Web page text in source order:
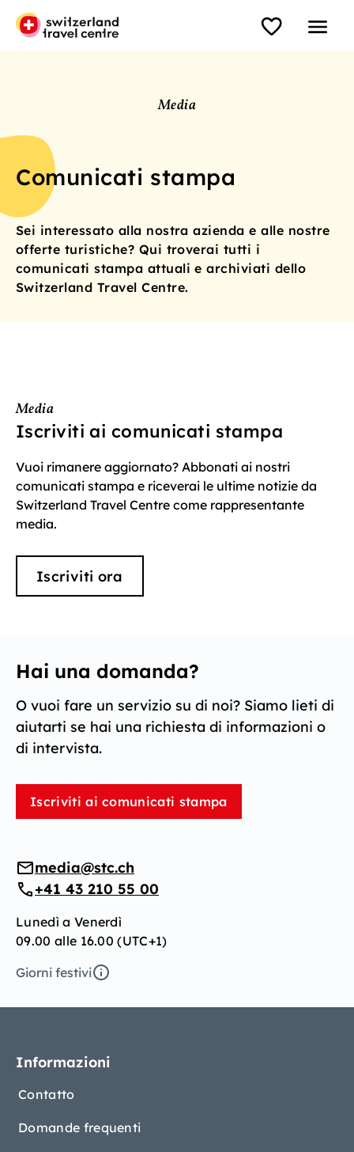
Media
Comunicati stampa
Sei interessato alla nostra azienda e alle nostre
offerte turistiche? Qui troverai tutti i
comunicati stampa attuali e archiviati dello
Switzerland Travel Centre.
Media
Iscriviti ai comunicati stampa
Vuoi rimanere aggiornato? Abbonati ai nostri
comunicati stampa e riceverai le ultime notizie da
Switzerland Travel Centre come rappresentante
media.
Iscriviti ora
Hai una domanda?
O vuoi fare un servizio su di noi? Siamo lieti di
aiutarti se hai una richiesta di informazioni o
di intervista.
Iscriviti ai comunicati stampa
media@stc.ch
+41 43 210 55 00
Lunedì a Venerdì
09.00 alle 16.00 (UTC+1)
Giorni festivi
Informazioni
Contatto
Domande frequenti